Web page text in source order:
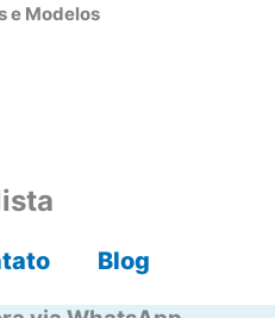
e Modelos
Blog